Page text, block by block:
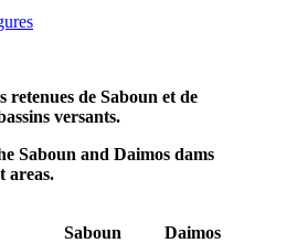
retenues de Saboun et de
versants.
Saboun and Daimos dams
areas.
Saboun Daimos